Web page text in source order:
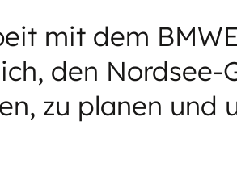
mit dem
den Nordsee-
zu planen und